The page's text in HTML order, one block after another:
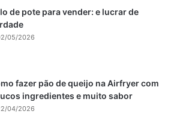
forma e leve ao forno por
minutos.
Deixe esfriar bastante para
Publicidade
de pote para vender: e lucrar de
05/2026
fazer pão de queijo na Airfryer com
ingredientes e muito sabor
04/2026